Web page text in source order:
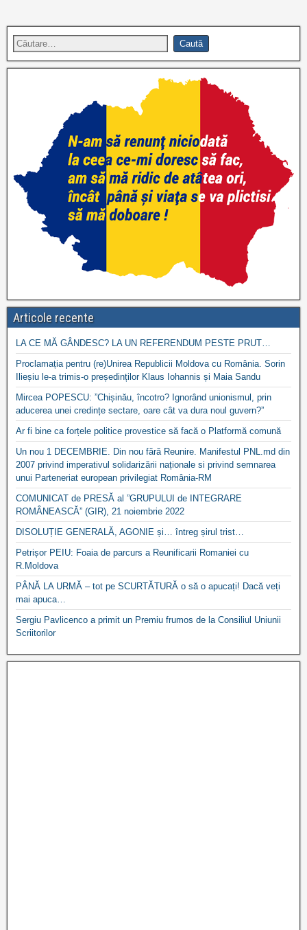
Articole recente
LA CE MĂ GÂNDESC? LA UN REFERENDUM PESTE PRUT…
Proclamația pentru (re)Unirea Republicii Moldova cu România. Sorin
Ilieșiu le-a trimis-o președinților Klaus Iohannis și Maia Sandu
Mircea POPESCU: ”Chișinău, încotro? Ignorând unionismul, prin
aducerea unei credințe sectare, oare cât va dura noul guvern?”
Ar fi bine ca forțele politice provestice să facă o Platformă comună
Un nou 1 DECEMBRIE. Din nou fără Reunire. Manifestul PNL.md din
2007 privind imperativul solidarizării naționale si privind semnarea
unui Parteneriat european privilegiat România-RM
COMUNICAT de PRESĂ al ”GRUPULUI de INTEGRARE
ROMÂNEASCĂ” (GIR), 21 noiembrie 2022
DISOLUȚIE GENERALĂ, AGONIE și… întreg șirul trist…
Petrișor PEIU: Foaia de parcurs a Reunificarii Romaniei cu
R.Moldova
PÂNĂ LA URMĂ – tot pe SCURTĂTURĂ o să o apucați! Dacă veți
mai apuca…
Sergiu Pavlicenco a primit un Premiu frumos de la Consiliul Uniunii
Scriitorilor